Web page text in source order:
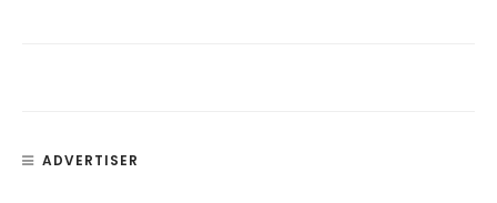
ADVERTISER